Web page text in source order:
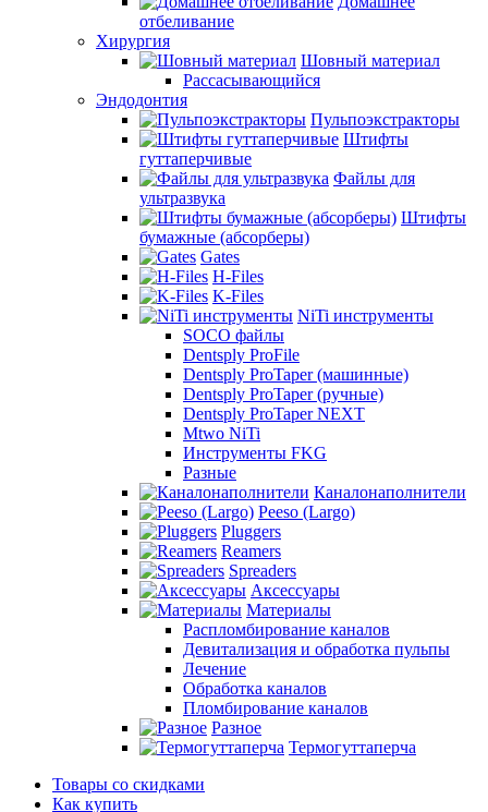
отбеливание
Хирургия
Шовный материал
Рассасывающийся
Эндодонтия
Пульпоэкстракторы
Штифты
гуттаперчивые
Файлы для
ультразвука
Штифты
бумажные (абсорберы)
Gates
H-Files
K-Files
NiTi инструменты
SOCO файлы
Dentsply ProFile
Dentsply ProTaper (машинные)
Dentsply ProTaper (ручные)
Dentsply ProTaper NEXT
Mtwo NiTi
Инструменты FKG
Разные
Каналонаполнители
Peeso (Largo)
Pluggers
Reamers
Spreaders
Аксессуары
Материалы
Распломбирование каналов
Девитализация и обработка пульпы
Лечение
Обработка каналов
Пломбирование каналов
Разное
Термогуттаперча
Товары со скидками
Как купить